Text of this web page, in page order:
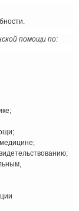
помощи по: